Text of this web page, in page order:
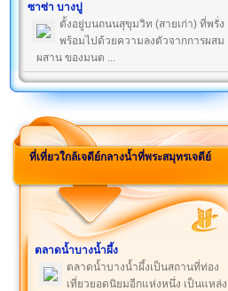
ซาซ่า บางปู
ตั้งอยู่บนถนนสุขุมวิท (สายเก่า) ที่พรั่ง
พร้อมไปด้วยความลงตัวจากการผสม
ผสาน ของมนต ...
ที่เที่ยวใกล้เจดีย์กลางน้ำที่พระสมุทรเจดีย์
ตลาดน้ำบางน้ำผึ้ง
ตลาดน้ำบางน้ำผึ้งเป็นสถานที่ท่อง
เที่ยวยอดนิยมอีกแห่งหนึ่ง เป็นแหล่ง